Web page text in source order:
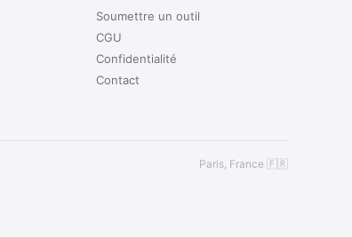
Soumettre un outil
CGU
Confidentialité
Contact
Paris, France 🇫🇷